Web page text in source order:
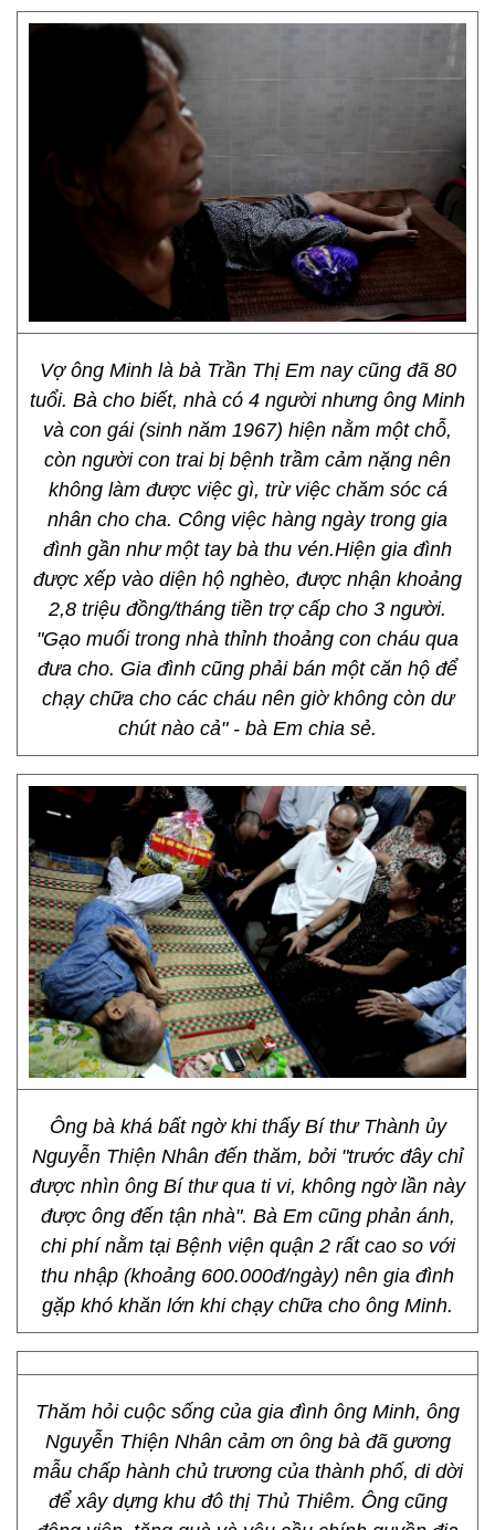
Vợ ông Minh là bà Trần Thị Em nay cũng đã 80
tuổi. Bà cho biết, nhà có 4 người nhưng ông Minh
và con gái (sinh năm 1967) hiện nằm một chỗ,
còn người con trai bị bệnh trầm cảm nặng nên
không làm được việc gì, trừ việc chăm sóc cá
nhân cho cha. Công việc hàng ngày trong gia
đình gần như một tay bà thu vén.Hiện gia đình
được xếp vào diện hộ nghèo, được nhận khoảng
2,8 triệu đồng/tháng tiền trợ cấp cho 3 người.
"Gạo muối trong nhà thỉnh thoảng con cháu qua
đưa cho. Gia đình cũng phải bán một căn hộ để
chạy chữa cho các cháu nên giờ không còn dư
chút nào cả" - bà Em chia sẻ.
Ông bà khá bất ngờ khi thấy Bí thư Thành ủy
Nguyễn Thiện Nhân đến thăm, bởi "trước đây chỉ
được nhìn ông Bí thư qua ti vi, không ngờ lần này
được ông đến tận nhà". Bà Em cũng phản ánh,
chi phí nằm tại Bệnh viện quận 2 rất cao so với
thu nhập (khoảng 600.000đ/ngày) nên gia đình
gặp khó khăn lớn khi chạy chữa cho ông Minh.
Thăm hỏi cuộc sống của gia đình ông Minh, ông
Nguyễn Thiện Nhân cảm ơn ông bà đã gương
mẫu chấp hành chủ trương của thành phố, di dời
để xây dựng khu đô thị Thủ Thiêm. Ông cũng